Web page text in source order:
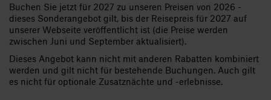
Buchen Sie jetzt für 2027 zu unseren Preisen von 2026 -
dieses Sonderangebot gilt, bis der Reisepreis für 2027 auf
unserer Webseite veröffentlicht ist (die Preise werden
zwischen Juni und September aktualisiert).
Dieses Angebot kann nicht mit anderen Rabatten kombiniert
werden und gilt nicht für bestehende Buchungen. Auch gilt
es nicht für optionale Zusatznächte und -erlebnisse.